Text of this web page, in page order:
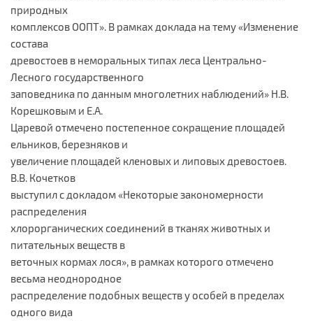
природных
комплексов ООПТ». В рамках доклада на тему «Изменение
состава
древостоев в неморальных типах леса Центрально-
Лесного государственного
заповедника по данным многолетних наблюдений» Н.В.
Корешковым и Е.А.
Царевой отмечено постепенное сокращение площадей
ельников, березняков и
увеличение площадей кленовых и липовых древостоев.
В.В. Кочетков
выступил с докладом «Некоторые закономерности
распределения
хлорорганических соединений в тканях животных и
питательных веществ в
веточных кормах лося», в рамках которого отмечено
весьма неоднородное
распределение подобных веществ у особей в пределах
одного вида